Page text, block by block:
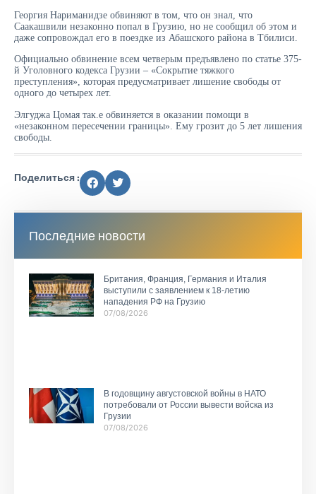
Георгия Нариманидзе обвиняют в том, что он знал, что
Саакашвили незаконно попал в Грузию, но не сообщил об этом и
даже сопровождал его в поездке из Абашского района в Тбилиси.
Официально обвинение всем четверым предъявлено по статье 375-
й Уголовного кодекса Грузии – «Сокрытие тяжкого
преступления», которая предусматривает лишение свободы от
одного до четырех лет.
Элгуджа Цомая так.е обвиняется в оказании помощи в
«незаконном пересечении границы». Ему грозит до 5 лет лишения
свободы.
Поделиться :
Последние новости
Британия, Франция, Германия и Италия
выступили с заявлением к 18-летию
нападения РФ на Грузию
07/08/2026
В годовщину августовской войны в НАТО
потребовали от России вывести войска из
Грузии
07/08/2026